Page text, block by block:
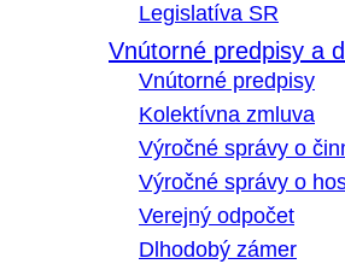
Legislatíva SR
Vnútorné predpisy a
Vnútorné predpisy
Kolektívna zmluva
Výročné správy o
Výročné správy o
Verejný odpočet
Dlhodobý zámer